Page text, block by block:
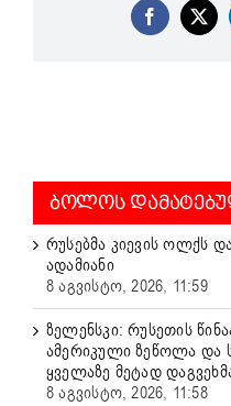
Facebook
X
ᲑᲝᲚᲝᲡ
რუსებმა კიევის ოლქს
ადამიანი
8 აგვისტო, 2026, 11:59
ზელენსკი: რუსეთის
ამერიკული ზეწოლა და
ყველაზე მეტად
8 აგვისტო, 2026, 11:58